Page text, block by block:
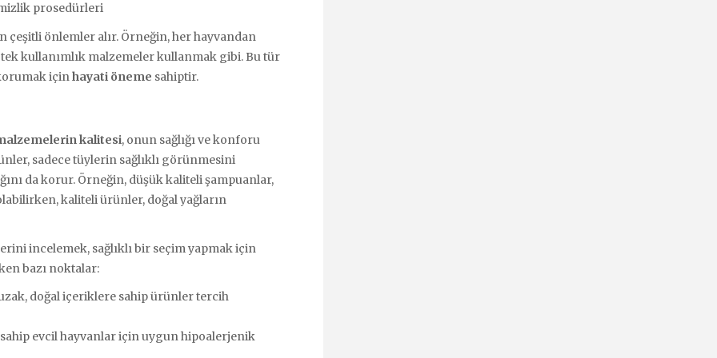
prosedürleri
çeşitli önlemler alır. Örneğin, her hayvandan
kullanımlık malzemeler kullanmak gibi. Bu tür
içinhayati öneme sahiptir.
malzemelerin kalitesi, onun sağlığı ve konforu
sadece tüylerin sağlıklı görünmesini
da korur. Örneğin, düşük kaliteli şampuanlar,
kaliteli ürünler, doğal yağların
incelemek, sağlıklı bir seçim yapmak için
bazı noktalar:
doğal içeriklere sahip ürünler tercih
evcil hayvanlar için uygun hipoalerjenik